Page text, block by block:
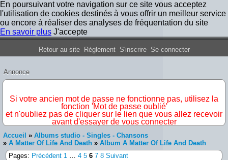
En poursuivant votre navigation sur ce site vous acceptez
l'utilisation de cookies destinés à vous offrir un meilleur service
ou encore à réaliser des analyses de fréquentation du site
En savoir plus J'accepte
Forum Iron Maiden France
Retour au site Règlement S'inscrire Se connecter
Annonce
Si votre ancien mot de passe ne fonctionne pas, utilisez la
fonction 'Mot de passe oublié'
et n'oubliez pas de cliquer sur le lien que vous allez recevoir
avant d'essayer de vous connecter
Accueil » Albums studio - Singles - Chansons
» A Matter Of Life And Death » Album A Matter Of Life And Death
Pages: Précédent 1 … 4 5 6 7 8 Suivant